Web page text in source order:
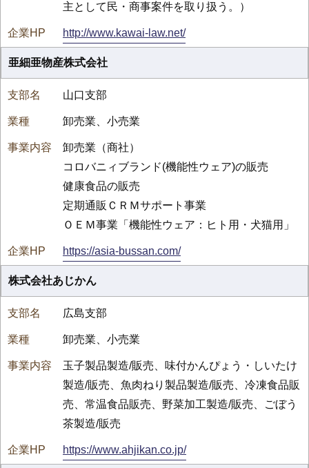
主として民・商事案件を取り扱う。）
http://www.kawai-law.net/
亜細亜物産株式会社
山口支部
卸売業、小売業
卸売業（商社）
コロバニィブランド(機能性ウェア)の販売
健康食品の販売
定期通販ＣＲＭサポート事業
ＯＥＭ事業「機能性ウェア：ヒト用・犬猫用」
https://asia-bussan.com/
株式会社あじかん
広島支部
卸売業、小売業
玉子製品製造/販売、味付かんぴょう・しいたけ
製造/販売、魚肉ねり製品製造/販売、冷凍食品販
売、常温食品販売、野菜加工製造/販売、ごぼう
茶製造/販売
https://www.ahjikan.co.jp/